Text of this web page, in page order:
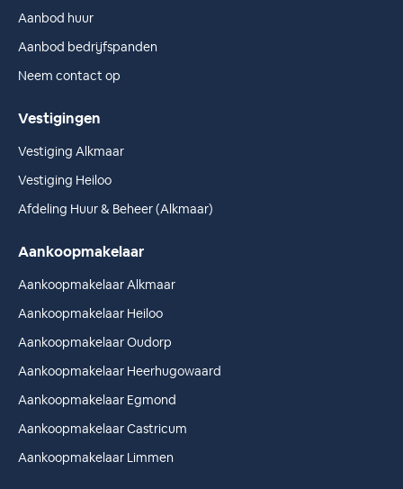
Aanbod huur
Aanbod bedrijfspanden
Neem contact op
Vestigingen
Vestiging Alkmaar
Vestiging Heiloo
Afdeling Huur & Beheer (Alkmaar)
Aankoopmakelaar
Aankoopmakelaar Alkmaar
Aankoopmakelaar Heiloo
Aankoopmakelaar Oudorp
Aankoopmakelaar Heerhugowaard
Aankoopmakelaar Egmond
Aankoopmakelaar Castricum
Aankoopmakelaar Limmen